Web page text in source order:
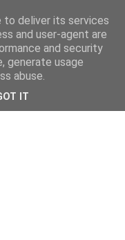
to deliver its services
and user-agent are
and security
generate usage
abuse.
IT